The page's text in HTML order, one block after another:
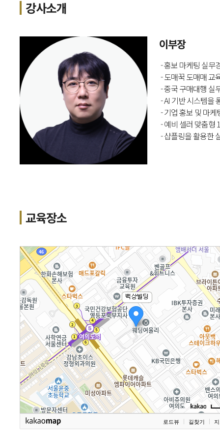
강사소개
이부장
- 홍보 마케팅 실무
- 도매꾹 도매매 교
- 중국 구매대행 실
- AI 기반 시스템을
- 기업 홍보 및 마
- 예비 셀러 맞춤형
- 샵플링을 활용한
교육장소
로드뷰 길찾기